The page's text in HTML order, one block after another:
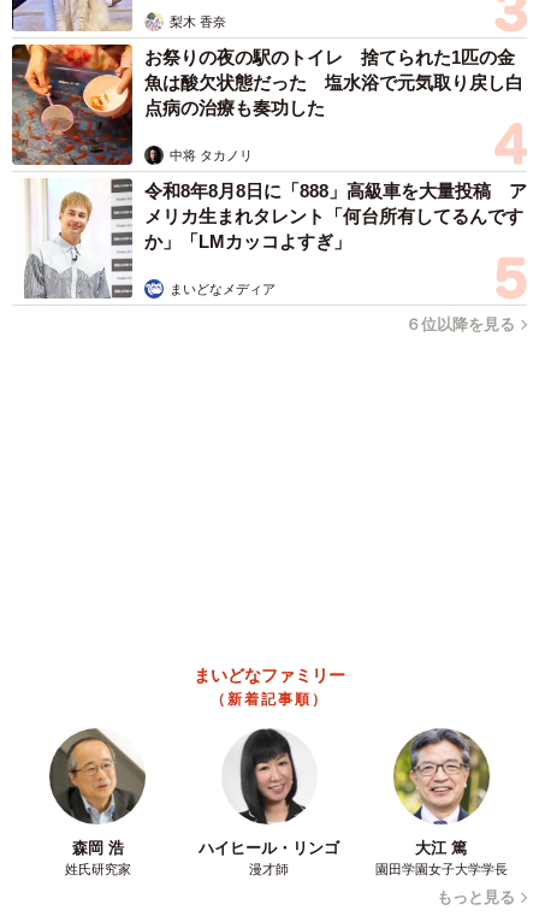
梨木 香奈
お祭りの夜の駅のトイレ 捨てられた1匹の金
魚は酸欠状態だった 塩水浴で元気取り戻し白
点病の治療も奏功した
中将 タカノリ
令和8年8月8日に「888」高級車を大量投稿 ア
メリカ生まれタレント「何台所有してるんです
か」「LMカッコよすぎ」
まいどなメディア
６位以降を見る
まいどなファミリー
（新着記事順）
森岡 浩
姓氏研究家
ハイヒール・リンゴ
漫才師
大江 篤
園田学園女子大学学長
もっと見る